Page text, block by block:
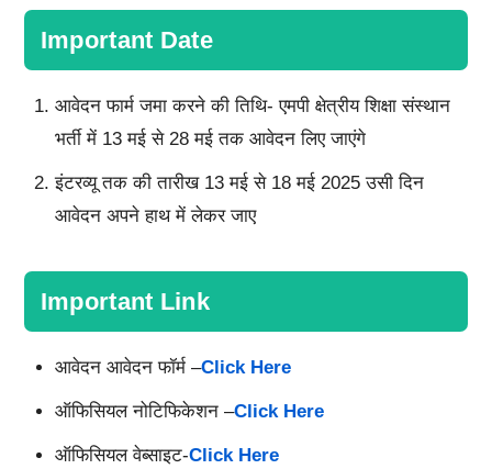
Important Date
आवेदन फार्म जमा करने की तिथि- एमपी क्षेत्रीय शिक्षा संस्थान
भर्ती में 13 मई से 28 मई तक आवेदन लिए जाएंगे
इंटरव्यू तक की तारीख 13 मई से 18 मई 2025 उसी दिन
आवेदन अपने हाथ में लेकर जाए
Important Link
आवेदन आवेदन फॉर्म –Click Here
ऑफिसियल नोटिफिकेशन –Click Here
ऑफिसियल वेब्साइट-Click Here